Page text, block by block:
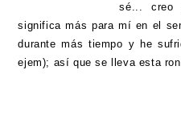
sé... creo
significa más para mí en el
durante más tiempo y he
ejem); así que se lleva esta